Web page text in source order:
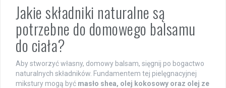
Jakie składniki naturalne są
potrzebne do domowego balsamu
do ciała?
Aby stworzyć własny, domowy balsam, sięgnij po bogactwo
naturalnych składników. Fundamentem tej pielęgnacyjnej
mikstury mogą być masło shea, olej kokosowy oraz olej ze